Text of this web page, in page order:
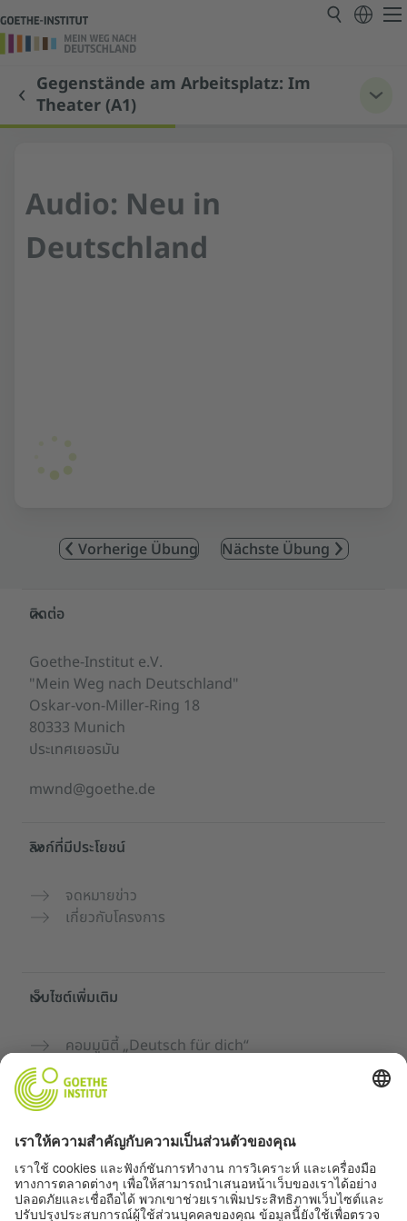
Gegenstände am Arbeitsplatz: Im
Theater (A1)
Audio: Neu in
Deutschland
Vorherige Übung Nächste Übung
Service- und Informationsbereich
ติดต่อ
Goethe-Institut e.V.
"Mein Weg nach Deutschland"
Oskar-von-Miller-Ring 18
80333 Munich
ประเทศเยอรมัน
mwnd@goethe.de
ลิงก์ที่มีประโยชน์
จดหมายข่าว
เกี่ยวกับโครงการ
เว็บไซต์เพิ่มเติม
คอมมูนิตี้ „Deutsch für dich“
หลักสูตรภาษาเยอรมันของ Goethe-Institut
ความเป็นส่วนตัวและการเข้าถึง